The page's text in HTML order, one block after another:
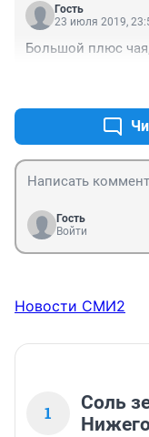
Гость
23 июля 2019,
Большой плюс
Гость
Войти
Новости СМИ2
1
Соль